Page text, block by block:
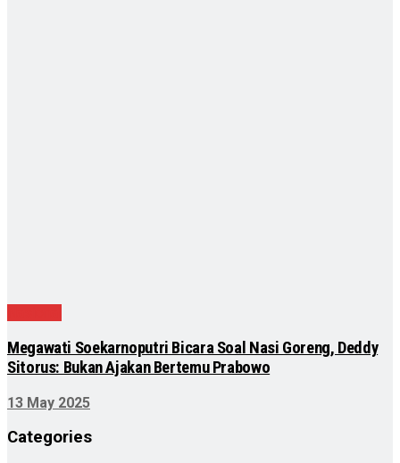
Megawati Soekarnoputri Bicara Soal Nasi Goreng, Deddy
Sitorus: Bukan Ajakan Bertemu Prabowo
13 May 2025
Categories